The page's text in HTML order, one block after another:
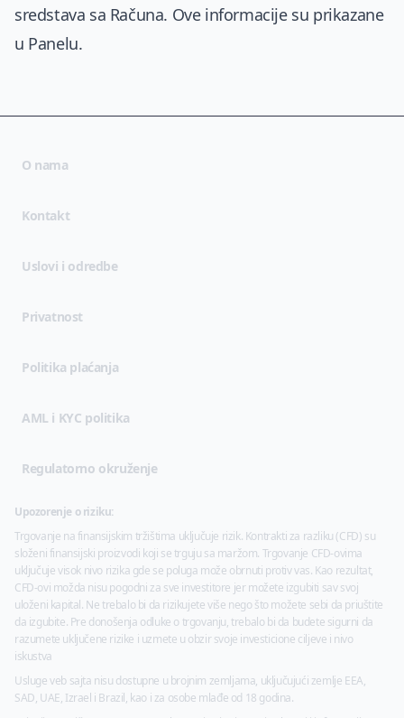
sredstava sa Računa. Ove informacije su prikazane
u Panelu.
O nama
Kontakt
Uslovi i odredbe(opens in new tab)
Privatnost
Politika plaćanja
AML i KYC politika
Regulatorno okruženje
Upozorenje o riziku:
Trgovanje na finansijskim tržištima uključuje rizik. Kontrakti za razliku (CFD) su
složeni finansijski proizvodi koji se trguju sa maržom. Trgovanje CFD-ovima
uključuje visok nivo rizika gde se poluga može obrnuti protiv vas. Kao rezultat,
CFD-ovi možda nisu pogodni za sve investitore jer možete izgubiti sav svoj
uloženi kapital. Ne trebalo bi da rizikujete više nego što možete sebi da priuštite
da izgubite. Pre donošenja odluke o trgovanju, trebalo bi da budete sigurni da
razumete uključene rizike i uzmete u obzir svoje investicione ciljeve i nivo
iskustva
Usluge veb sajta nisu dostupne u brojnim zemljama, uključujući zemlje EEA,
SAD, UAE, Izrael i Brazil, kao i za osobe mlađe od 18 godina.